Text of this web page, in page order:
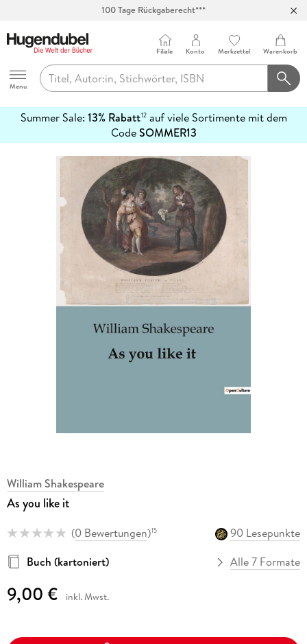
100 Tage Rückgaberecht***
Hugendubel
Menu
Filiale Konto Merkzettel Warenkorb
Summer Sale: 13% Rabatt12auf viele Sortimente mit dem
CodeSOMMER13
erfahren
William Shakespeare
As you like it
(0 Bewertungen)15
90 Lesepunkte
Buch (kartoniert)
Alle 7 Formate
9,00 € inkl. Mwst.